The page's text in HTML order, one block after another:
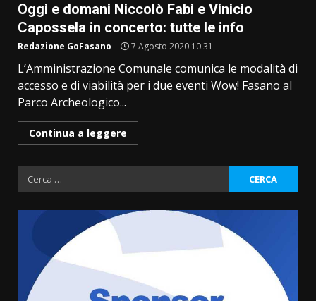
Oggi e domani Niccolò Fabi e Vinicio
Capossela in concerto: tutte le info
Redazione GoFasano 7 Agosto 2020 10:31
L’Amministrazione Comunale comunica le modalità di
accesso e di viabilità per i due eventi Wow! Fasano al
Parco Archeologico...
Continua a leggere
Ricerca
per: